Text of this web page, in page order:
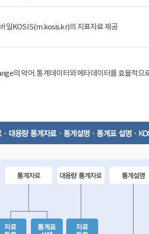
일KOSIS(m.kosis.kr)의 지표자료 제공
약어. 통계데이터와 메타데이터를 효율적으